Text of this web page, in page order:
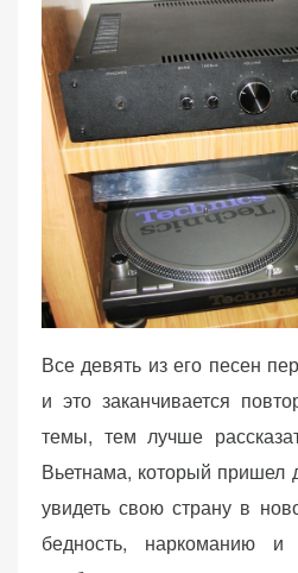
Все девять из его песен
и это заканчивается
темы, тем лучше
Вьетнама, который пришел
увидеть свою страну в
бедность, наркоманию и